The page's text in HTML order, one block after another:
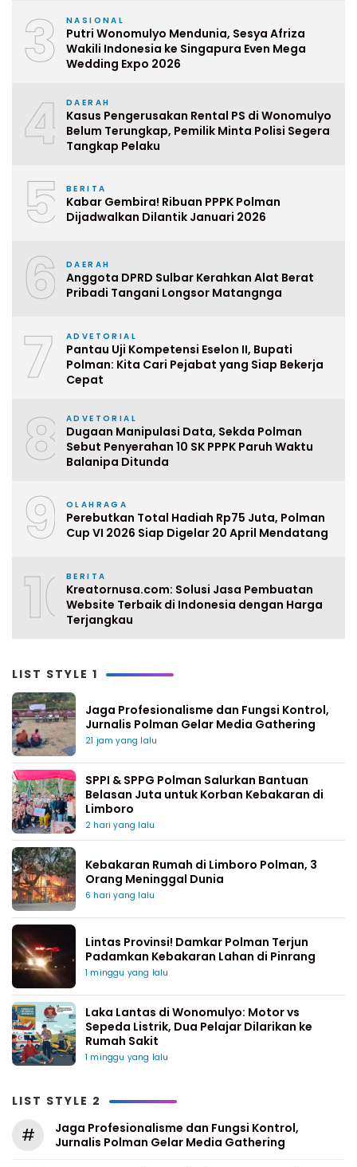
3 NASIONAL
Putri Wonomulyo Mendunia, Sesya Afriza
Wakili Indonesia ke Singapura Even Mega
Wedding Expo 2026
4 DAERAH
Kasus Pengerusakan Rental PS di Wonomulyo
Belum Terungkap, Pemilik Minta Polisi Segera
Tangkap Pelaku
5 BERITA
Kabar Gembira! Ribuan PPPK Polman
Dijadwalkan Dilantik Januari 2026
6 DAERAH
Anggota DPRD Sulbar Kerahkan Alat Berat
Pribadi Tangani Longsor Matangnga
7 ADVETORIAL
Pantau Uji Kompetensi Eselon II, Bupati
Polman: Kita Cari Pejabat yang Siap Bekerja
Cepat
8 ADVETORIAL
Dugaan Manipulasi Data, Sekda Polman
Sebut Penyerahan 10 SK PPPK Paruh Waktu
Balanipa Ditunda
9 OLAHRAGA
Perebutkan Total Hadiah Rp75 Juta, Polman
Cup VI 2026 Siap Digelar 20 April Mendatang
10BERITA
Kreatornusa.com: Solusi Jasa Pembuatan
Website Terbaik di Indonesia dengan Harga
Terjangkau
LIST STYLE 1
Jaga Profesionalisme dan Fungsi Kontrol,
Jurnalis Polman Gelar Media Gathering
21 jam yang lalu
SPPI & SPPG Polman Salurkan Bantuan
Belasan Juta untuk Korban Kebakaran di
Limboro
2 hari yang lalu
Kebakaran Rumah di Limboro Polman, 3
Orang Meninggal Dunia
6 hari yang lalu
Lintas Provinsi! Damkar Polman Terjun
Padamkan Kebakaran Lahan di Pinrang
1 minggu yang lalu
Laka Lantas di Wonomulyo: Motor vs
Sepeda Listrik, Dua Pelajar Dilarikan ke
Rumah Sakit
1 minggu yang lalu
LIST STYLE 2
#
Jaga Profesionalisme dan Fungsi Kontrol,
Jurnalis Polman Gelar Media Gathering